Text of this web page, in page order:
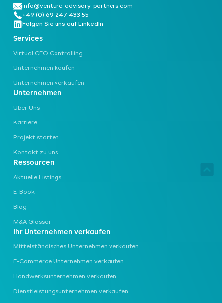
info@venture-advisory-partners.com
+49 (0) 69 247 433 55
Folgen Sie uns auf LinkedIn
Services
Virtual CFO Controlling
Unternehmen kaufen
Unternehmen verkaufen
Unternehmen
Über Uns
Karriere
Projekt starten
Kontakt zu uns
Ressourcen
Aktuelle Listings
E-Book
Blog
M&A Glossar
Ihr Unternehmen verkaufen
Mittelständisches Unternehmen verkaufen
E-Commerce Unternehmen verkaufen
Handwerksunternehmen verkaufen
Dienstleistungsunternehmen verkaufen